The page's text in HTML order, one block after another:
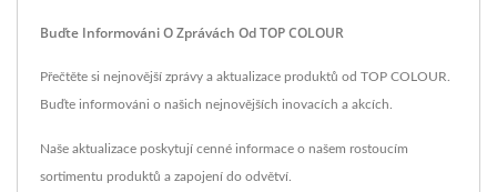
Buďte Informováni O Zprávách Od TOP COLOUR
Přečtěte si nejnovější zprávy a aktualizace produktů od TOP COLOUR.
Buďte informováni o našich nejnovějších inovacích a akcích.
Naše aktualizace poskytují cenné informace o našem rostoucím
sortimentu produktů a zapojení do odvětví.